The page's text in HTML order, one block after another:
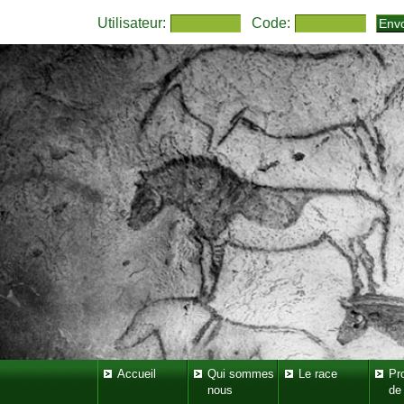
Utilisateur: Code:
Accueil
Qui sommes
nous
Le race